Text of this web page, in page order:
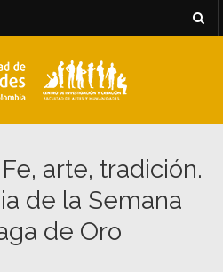
arte, tradición.
de la Semana
de Oro